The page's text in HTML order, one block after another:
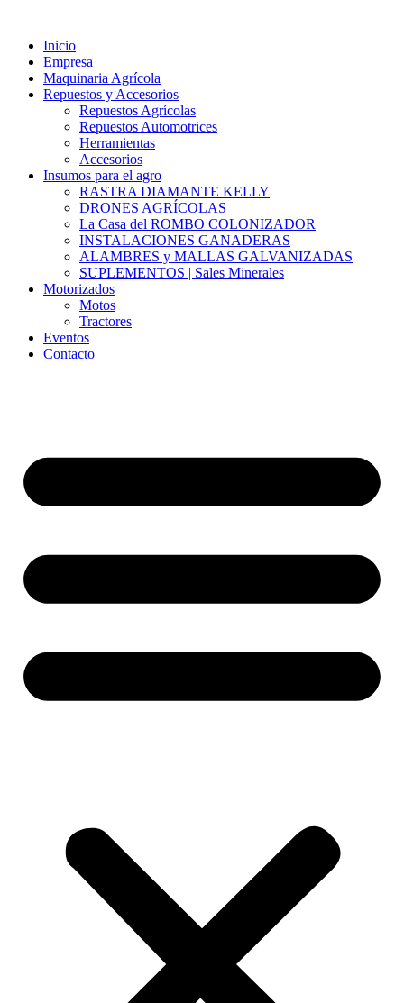
contenido
Inicio
Empresa
Maquinaria Agrícola
Repuestos y Accesorios
Repuestos Agrícolas
Repuestos Automotrices
Herramientas
Accesorios
Insumos para el agro
RASTRA DIAMANTE KELLY
DRONES AGRÍCOLAS
La Casa del ROMBO COLONIZADOR
INSTALACIONES GANADERAS
ALAMBRES y MALLAS GALVANIZADAS
SUPLEMENTOS | Sales Minerales
Motorizados
Motos
Tractores
Eventos
Contacto